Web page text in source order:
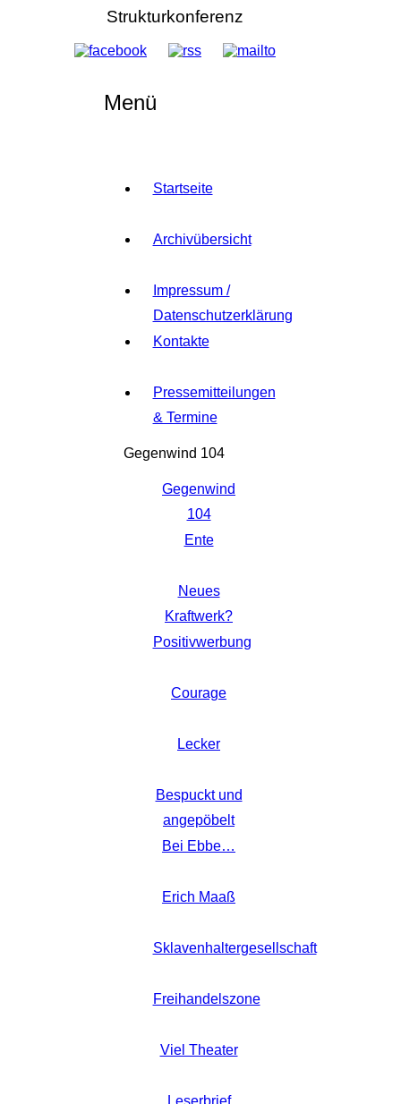
Strukturkonferenz
Menü
Startseite
Archivübersicht
Impressum /
Datenschutzerklärung
Kontakte
Pressemitteilungen
& Termine
Gegenwind 104
Gegenwind
104
Ente
Neues
Kraftwerk?
Positivwerbung
Courage
Lecker
Bespuckt und
angepöbelt
Bei Ebbe…
Erich Maaß
Sklavenhaltergesellschaft
Freihandelszone
Viel Theater